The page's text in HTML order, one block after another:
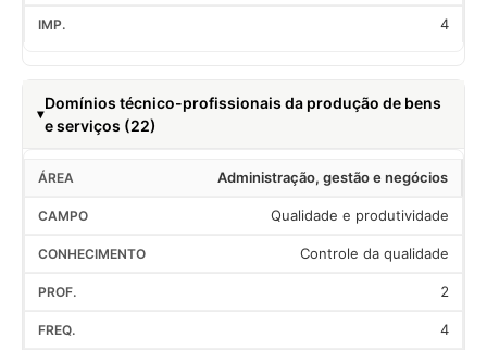
4
Domínios técnico-profissionais da produção de bens
e serviços (22)
Administração, gestão e negócios
Qualidade e produtividade
Controle da qualidade
2
4